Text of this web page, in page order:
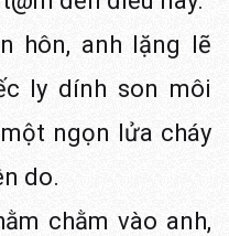
hôn, anh lặng lẽ
ly dính son môi
ngọn lửa cháy
do.
chằm vào anh,